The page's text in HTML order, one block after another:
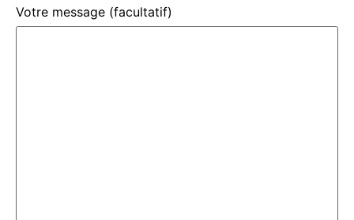
Votre message (facultatif)